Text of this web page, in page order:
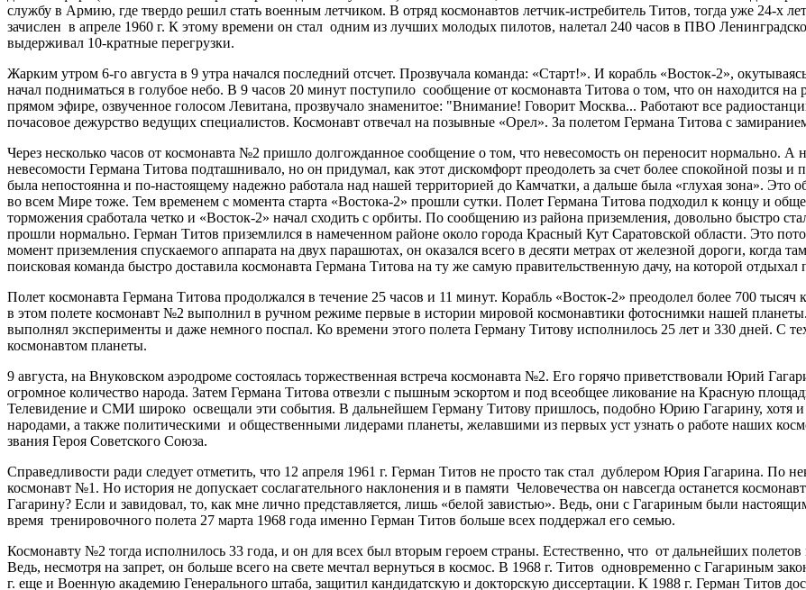
службу в Армию, где твердо решил стать военным летчиком. В отряд космонавтов летчик-истребитель Титов, тогда уже 24-х
зачислен в апреле 1960 г. К этому времени он стал одним из лучших молодых пилотов, налетал 240 часов в ПВО
выдерживал 10-кратные перегрузки.
Жарким утром 6-го августа в 9 утра начался последний отсчет. Прозвучала команда: «Старт!». И корабль «Восток-2»,
начал подниматься в голубое небо. В 9 часов 20 минут поступило сообщение от космонавта Титова о том, что он находится на
прямом эфире, озвученное голосом Левитана, прозвучало знаменитое: "Внимание! Говорит Москва... Работают все
почасовое дежурство ведущих специалистов. Космонавт отвечал на позывные «Орел». За полетом Германа Титова с
Через несколько часов от космонавта №2 пришло долгожданное сообщение о том, что невесомость он переносит нормально. А
невесомости Германа Титова подташнивало, но он придумал, как этот дискомфорт преодолеть за счет более спокойной позы
была непостоянна и по-настоящему надежно работала над нашей территорией до Камчатки, а дальше была «глухая зона». Это
во всем Мире тоже. Тем временем с момента старта «Востока-2» прошли сутки. Полет Германа Титова подходил к концу и
торможения сработала четко и «Восток-2» начал сходить с орбиты. По сообщению из района приземления, довольно быстро
прошли нормально. Герман Титов приземлился в намеченном районе около города Красный Кут Саратовской области. Это
момент приземления спускаемого аппарата на двух парашютах, он оказался всего в десяти метрах от железной дороги, когда
поисковая команда быстро доставила космонавта Германа Титова на ту же самую правительственную дачу, на которой
Полет космонавта Германа Титова продолжался в течение 25 часов и 11 минут. Корабль «Восток-2» преодолел более 700
в этом полете космонавт №2 выполнил в ручном режиме первые в истории мировой космонавтики фотоснимки нашей
выполнял эксперименты и даже немного поспал. Ко времени этого полета Герману Титову исполнилось 25 лет и 330 дней. С
космонавтом планеты.
9 августа, на Внуковском аэродроме состоялась торжественная встреча космонавта №2. Его горячо приветствовали Юрий
огромное количество народа. Затем Германа Титова отвезли с пышным эскортом и под всеобщее ликование на Красную
Телевидение и СМИ широко освещали эти события. В дальнейшем Герману Титову пришлось, подобно Юрию Гагарину, хотя и
народами, а также политическими и общественными лидерами планеты, желавшими из первых уст узнать о работе наших
звания Героя Советского Союза.
Справедливости ради следует отметить, что 12 апреля 1961 г. Герман Титов не просто так стал дублером Юрия Гагарина. По
космонавт №1. Но история не допускает сослагательного наклонения и в памяти Человечества он навсегда останется
Гагарину? Если и завидовал, то, как мне лично представляется, лишь «белой завистью». Ведь, они с Гагариным были
время тренировочного полета 27 марта 1968 года именно Герман Титов больше всех поддержал его семью.
Космонавту №2 тогда исполнилось 33 года, и он для всех был вторым героем страны. Естественно, что от дальнейших
Ведь, несмотря на запрет, он больше всего на свете мечтал вернуться в космос. В 1968 г. Титов одновременно с Гагариным
г. еще и Военную академию Генерального штаба, защитил кандидатскую и докторскую диссертации. К 1988 г. Герман Титов